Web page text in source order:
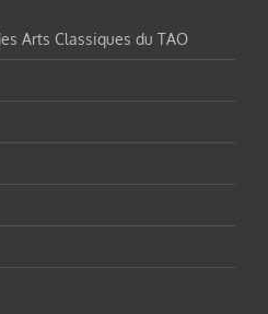
Arts Classiques du TAO